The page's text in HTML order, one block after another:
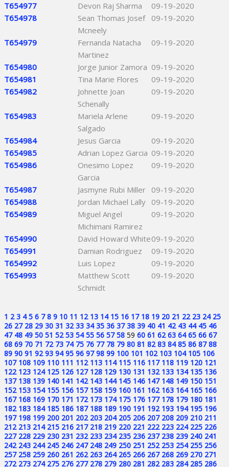
T654977 Devon Raj Sharma
09-19-2020
T654978
Sean Thomas Josef
Mcneely
09-19-2020
T654979
Fernanda Natacha
Martinez
09-19-2020
T654980 Jorge Junior Zamora 09-19-2020
T654981
Tina Marie Flores
09-19-2020
T654982
Johnette Joan
Schenally
09-19-2020
T654983
Mariela Arlene
Salgado
09-19-2020
T654984 Jesus Garcia
09-19-2020
T654985
Adrian Lopez Garcia 09-19-2020
T654986
Onesimo Lopez
Garcia
09-19-2020
T654987 Jasmyne Rubi Miller 09-19-2020
T654988
Jordan Michael Lally 09-19-2020
T654989
Miguel Angel
Michimani Ramirez
09-19-2020
T654990 David Howard White09-19-2020
T654991
Damian Rodriguez
09-19-2020
T654992
Luis Lopez
09-19-2020
T654993
Matthew Scott
Schmidt
09-19-2020
1 2 3 4 5 6 7 8 9 10 11 12 13 14 15 16 17 18 19 20 21 22 23 24 25
26 27 28 29 30 31 32 33 34 35 36 37 38 39 40 41 42 43 44 45 46
47 48 49 50 51 52 53 54 55 56 57 58 59 60 61 62 63 64 65 66 67
68 69 70 71 72 73 74 75 76 77 78 79 80 81 82 83 84 85 86 87 88
89 90 91 92 93 94 95 96 97 98 99 100 101 102 103 104 105 106
107 108 109 110 111 112 113 114 115 116 117 118 119 120 121
122 123 124 125 126 127 128 129 130 131 132 133 134 135 136
137 138 139 140 141 142 143 144 145 146 147 148 149 150 151
152 153 154 155 156 157 158 159 160 161 162 163 164 165 166
167 168 169 170 171 172 173 174 175 176 177 178 179 180 181
182 183 184 185 186 187 188 189 190 191 192 193 194 195 196
197 198 199 200 201 202 203 204 205 206 207 208 209 210 211
212 213 214 215 216 217 218 219 220 221 222 223 224 225 226
227 228 229 230 231 232 233 234 235 236 237 238 239 240 241
242 243 244 245 246 247 248 249 250 251 252 253 254 255 256
257 258 259 260 261 262 263 264 265 266 267 268 269 270 271
272 273 274 275 276 277 278 279 280 281 282 283 284 285 286